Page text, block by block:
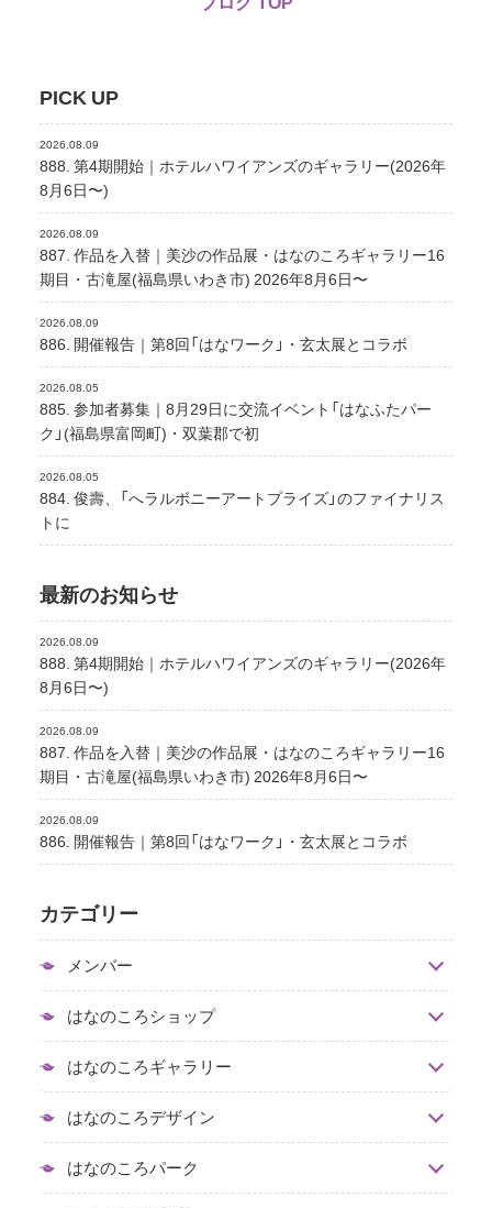
PICK UP
2026.08.09
888. 第4期開始｜ホテルハワイアンズのギャラリー(2026年
8月6日〜)
2026.08.09
887. 作品を入替｜美沙の作品展・はなのころギャラリー16
期目・古滝屋(福島県いわき市) 2026年8月6日〜
2026.08.09
886. 開催報告｜第8回「はなワーク」・玄太展とコラボ
2026.08.05
885. 参加者募集｜8月29日に交流イベント「はなふたパー
ク」(福島県富岡町)・双葉郡で初
2026.08.05
884. 俊壽、「へラルボニーアートプライズ」のファイナリス
トに
最新のお知らせ
2026.08.09
888. 第4期開始｜ホテルハワイアンズのギャラリー(2026年
8月6日〜)
2026.08.09
887. 作品を入替｜美沙の作品展・はなのころギャラリー16
期目・古滝屋(福島県いわき市) 2026年8月6日〜
2026.08.09
886. 開催報告｜第8回「はなワーク」・玄太展とコラボ
カテゴリー
メンバー
はなのころショップ
はなのころギャラリー
はなのころデザイン
はなのころパーク